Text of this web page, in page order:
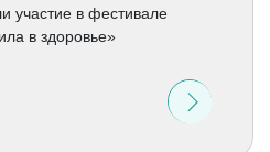
участие в фестивале
в здоровье»